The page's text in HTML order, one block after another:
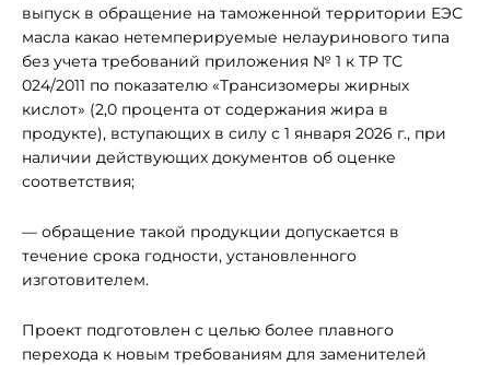
выпуск в обращение на таможенной территории ЕЭС
масла какао нетемперируемые нелауринового типа
без учета требований приложения № 1 к ТР ТС
024/2011 по показателю «Трансизомеры жирных
кислот» (2,0 процента от содержания жира в
продукте), вступающих в силу с 1 января 2026 г., при
наличии действующих документов об оценке
соответствия;
— обращение такой продукции допускается в
течение срока годности, установленного
изготовителем.
Проект подготовлен с целью более плавного
перехода к новым требованиям для заменителей